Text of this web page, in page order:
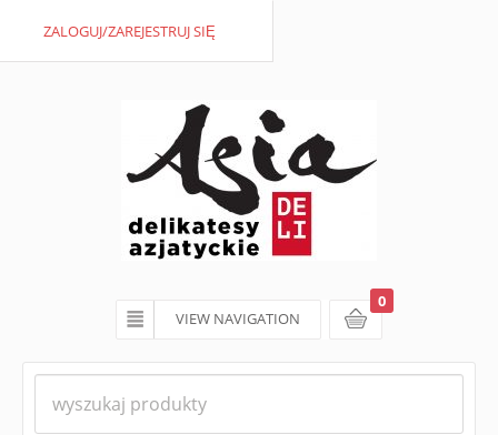
VIEW NAVIGATION
ZALOGUJ/ZAREJESTRUJ SIĘ
koszyk
0